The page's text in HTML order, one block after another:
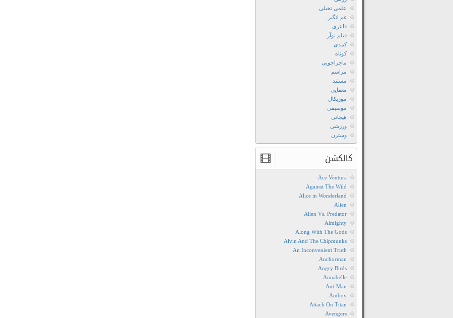
علمی تخیلی
غم انگیز
فانتزی
فیلم نوآر
کمدی
کوتاه
ماجراجویی
مراسم
مستند
معمایی
موزیکال
موسیقی
هیجانی
ورزشی
وسترن
کالکشن
Ace Ventura
Against The Wild
Alice in Wonderland
Alien
Alien Vs. Predator
Almighty
Along With The Gods
Alvin And The Chipmunks
An Inconvenient Truth
Anchorman
Angry Birds
Annabelle
Ant-Man
Antboy
Attack On Titan
Avengers